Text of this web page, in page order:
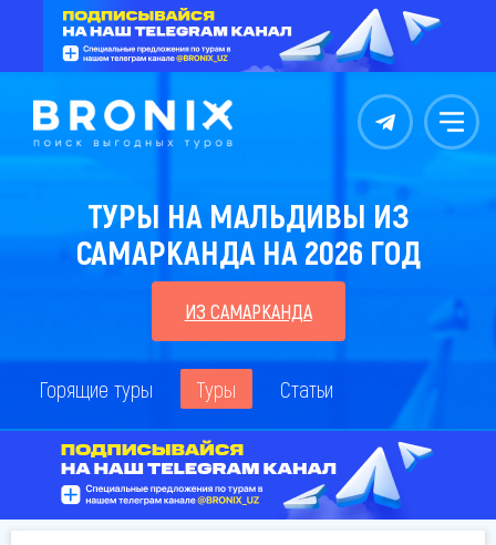
Контакты Меню
ТУРЫ НА МАЛЬДИВЫ ИЗ
САМАРКАНДА НА 2026 ГОД
ИЗ САМАРКАНДА
Горящие туры Туры Статьи